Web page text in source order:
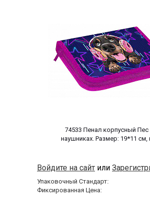
74533 Пенал корпусный Пес
наушниках. Размер: 19*11 см,
Войдите на сайт или
Упаковочный Стандарт:
Фиксированная Цена: